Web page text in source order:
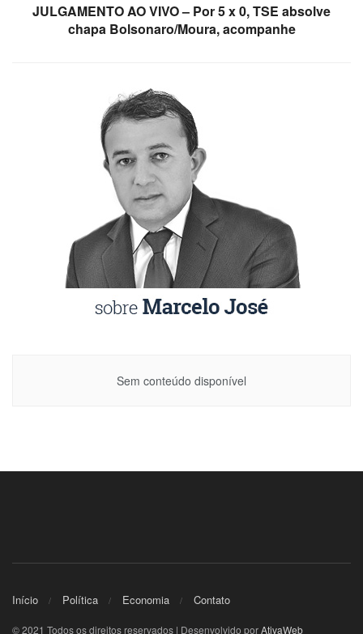
JULGAMENTO AO VIVO – Por 5 x 0, TSE absolve
chapa Bolsonaro/Moura, acompanhe
Sem conteúdo disponível
Início Política Economia Contato
© 2021 Todos os direitos reservados | Desenvolvido porAtivaWeb